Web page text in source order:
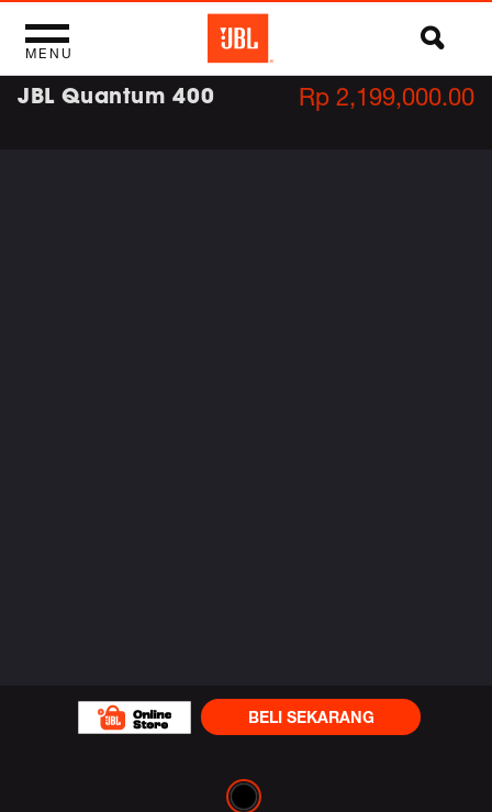
MENU
JBL Quantum 400 Rp 2,199,000.00
BELI SEKARANG